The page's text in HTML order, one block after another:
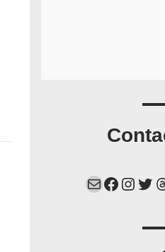
Mail Facebook Instagram Twitter Threads